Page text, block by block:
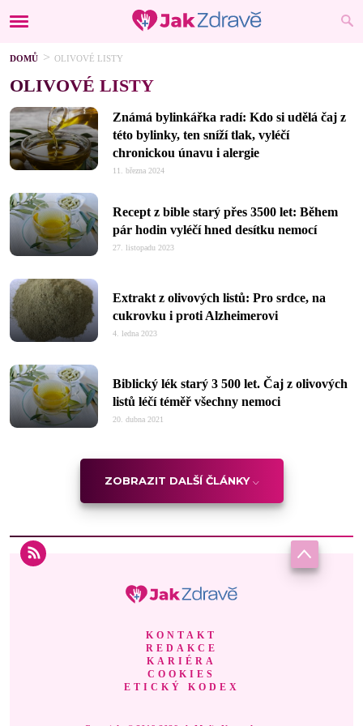
DOMŮ OLIVOVÉ LISTY
OLIVOVÉ LISTY
Známá bylinkářka radí: Kdo si udělá čaj z
této bylinky, ten sníží tlak, vyléčí
chronickou únavu i alergie
11. března 2024
Recept z bible starý přes 3500 let: Během
pár hodin vyléčí hned desítku nemocí
27. listopadu 2023
Extrakt z olivových listů: Pro srdce, na
cukrovku i proti Alzheimerovi
4. ledna 2023
Biblický lék starý 3 500 let. Čaj z olivových
listů léčí téměř všechny nemoci
20. dubna 2021
ZOBRAZIT DALŠÍ ČLÁNKY
KONTAKT
REDAKCE
KARIÉRA
COOKIES
ETICKÝ KODEX